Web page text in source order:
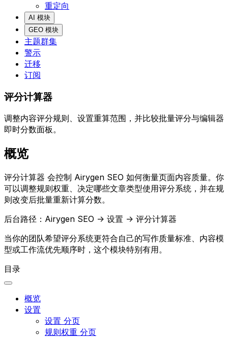
重定向
AI 模块
GEO 模块
主题群集
警示
迁移
订阅
评分计算器
调整内容评分规则、设置重算范围，并比较批量评分与编辑器
即时分数面板。
概览
评分计算器 会控制 Airygen SEO 如何衡量页面内容质量。你
可以调整规则权重、决定哪些文章类型使用评分系统，并在规
则改变后批量重新计算分数。
后台路径： Airygen SEO -> 设置 -> 评分计算器
当你的团队希望评分系统更符合自己的写作质量标准、内容模
型或工作流优先顺序时，这个模块特别有用。
目录
概览
设置
设置 分页
规则权重 分页